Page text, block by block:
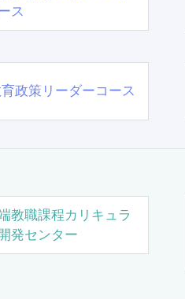
ス
政策リーダーコース
教職課程カリキュラ
発センター